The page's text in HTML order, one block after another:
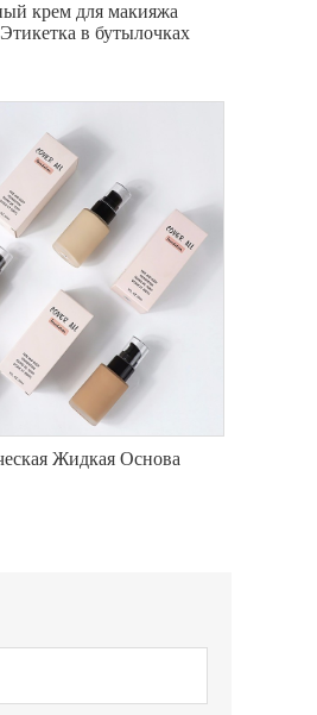
крем для макияжа
в бутылочках
Жидкая Основа